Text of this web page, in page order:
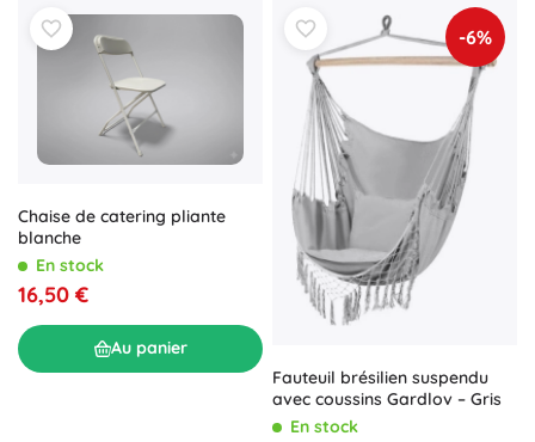
Chaise de catering pliante
blanche
En stock
16,50 €
Au panier
-6%
Fauteuil brésilien suspendu
avec coussins Gardlov – Gris
En stock